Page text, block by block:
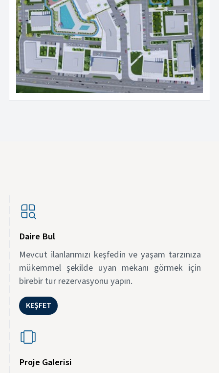
Daire Bul
Mevcut ilanlarımızı keşfedin ve yaşam tarzınıza
mükemmel şekilde uyan mekanı görmek için
birebir tur rezervasyonu yapın.
KEŞFET
Proje Galerisi